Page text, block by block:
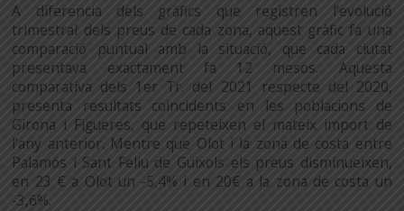
A diferencia dels gràfics que registren l’evolució
trimestral dels preus de cada zona, aquest gràfic fa una
comparació puntual amb la situació, que cada ciutat
presentava exactament fa 12 mesos. Aquesta
comparativa dels 1er Tr. del 2021 respecte del 2020,
presenta resultats coincidents en les poblacions de
Girona i Figueres, que repeteixen el mateix import de
l’any anterior. Mentre que Olot i la zona de costa entre
Palamós i Sant Feliu de Guíxols els preus disminueixen,
en 23 € a Olot un -5,4% i en 20€ a la zona de costa un
-3,6%.